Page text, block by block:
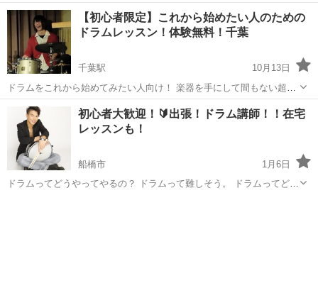
心者の方！ まだ楽器も持っていないけど、これから始めてみたい！ と
いう方のための限定コース！ １時間×４回のレッスンを通して、１曲
を弾けるように...
千葉 船橋市 津田沼駅 ドラム レッスン
【初心者限定】これから始めたい人のための
ドラムレッスン！体験無料！千葉
千葉駅
10月13日
ドラムをこれから始めてみたい人向け！ 楽器を手にして間もない超初
心者の方！ まだ楽器も持っていないけど、これから始めてみたい！ と
いう方のための限定コース！ １時間×４回のレッスンを通して、１曲
を弾けるように...
千葉 千葉市 千葉駅 ドラム レッスン
初心者大歓迎！🔰出張！ドラム講師！！在宅
レッスンも！
船橋市
1月6日
ドラムってどうやってやるの？ ドラムって難しそう。 ドラムってどん